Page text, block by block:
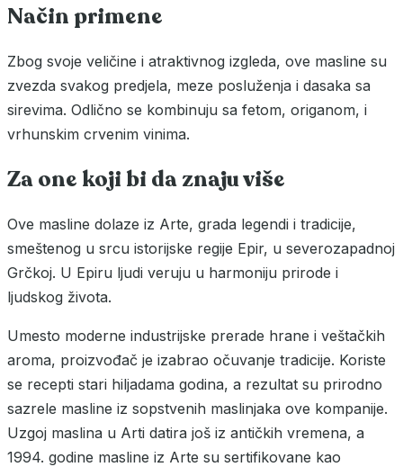
Način primene
Zbog svoje veličine i atraktivnog izgleda, ove masline su
zvezda svakog predjela, meze posluženja i dasaka sa
sirevima. Odlično se kombinuju sa fetom, origanom, i
vrhunskim crvenim vinima.
Za one koji bi da znaju više
Ove masline dolaze iz Arte, grada legendi i tradicije,
smeštenog u srcu istorijske regije Epir, u severozapadnoj
Grčkoj. U Epiru ljudi veruju u harmoniju prirode i
ljudskog života.
Umesto moderne industrijske prerade hrane i veštačkih
aroma, proizvođač je izabrao očuvanje tradicije. Koriste
se recepti stari hiljadama godina, a rezultat su prirodno
sazrele masline iz sopstvenih maslinjaka ove kompanije.
Uzgoj maslina u Arti datira još iz antičkih vremena, a
1994. godine masline iz Arte su sertifikovane kao